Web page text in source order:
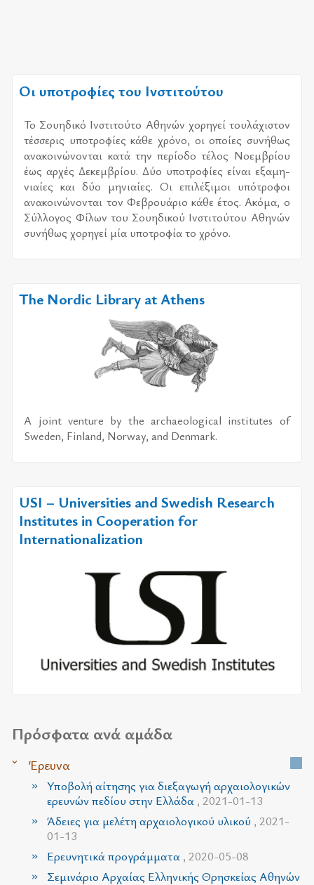
Οι υποτροφίες του Ινστιτούτου
Το Σου­η­δι­κό Ινστι­τού­το Αθη­νών χο­ρη­γεί του­λά­χι­στον
τέσ­σε­ρις υπο­τρο­φί­ες κάθε χρό­νο, οι οποί­ες συ­νή­θως
ανα­κοι­νώ­νο­νται κατά την πε­ρί­ο­δο τέ­λος Νοεμ­βρί­ου
έως αρ­χές Δεκεμ­βρί­ου. Δύο υπο­τρο­φί­ες εί­ναι εξα­μη­
νιαί­ες και δύο μη­νιαί­ες. Οι επι­λέ­ξι­μοι υπό­τρο­φοι
ανα­κοι­νώ­νο­νται τον Φεβρουά­ριο κάθε έτος. Ακόμα, ο
Σύλ­λο­γος Φίλων του Σου­η­δι­κού Ινστι­τού­του Αθη­νών
συ­νή­θως χο­ρη­γεί μία υπο­τρο­φία το χρό­νο.
The Nordic Library at Athens
A joint venture by the archaeological institutes of
Sweden, Finland, Norway, and Denmark.
USI – Universities and Swedish Research
Institutes in Cooperation for
Internationalization
Πρόσφατα ανά αμάδα
Έρευνα
Υποβολή αίτησης για διεξαγωγή αρχαιολογικών
ερευνών πεδίου στην Ελλάδα , 2021-01-13
Άδειες για μελέτη αρχαιολογικού υλικού , 2021-
01-13
Ερευνητικά προγράμματα , 2020-05-08
Σεμινάριο Αρχαίας Ελληνικής Θρησκείας Αθηνών